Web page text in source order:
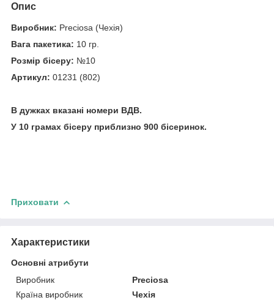
Опис
Виробник: Preciosa (Чехія)
Вага пакетика: 10 гр.
Розмір бісеру: №10
Артикул: 01231 (802)
В дужках вказані номери ВДВ.
У 10 грамах бісеру приблизно 900 бісеринок.
Приховати
Характеристики
Основні атрибути
Виробник
Preciosa
Країна виробник
Чехія